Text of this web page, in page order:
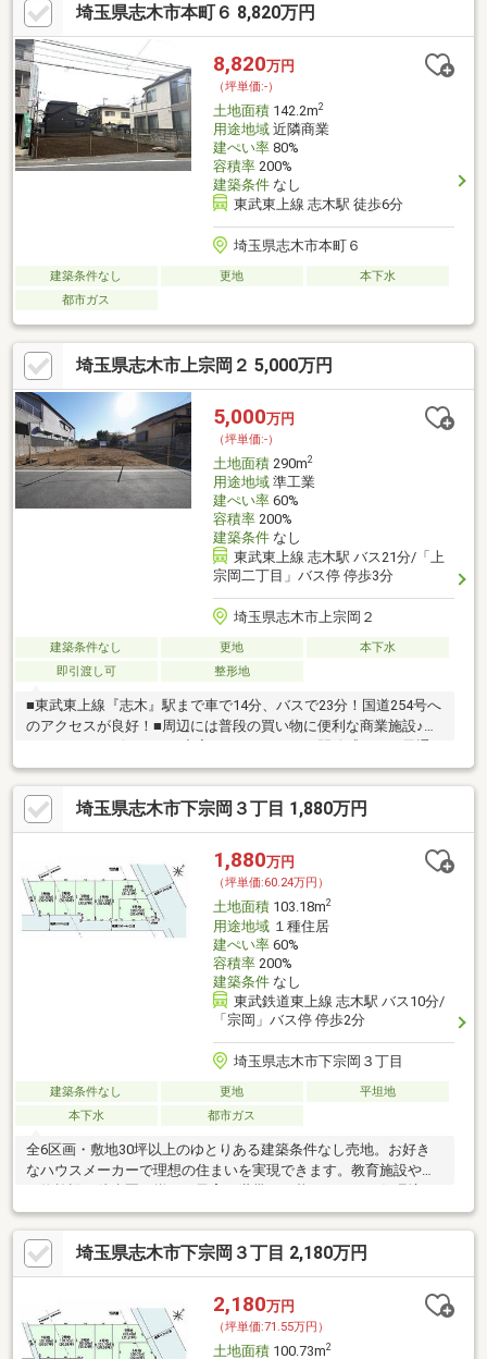
埼玉県志木市本町６ 8,820万円
8,820万円
（坪単価:-）
土地面積142.2m2
用途地域近隣商業
建ぺい率80%
容積率200%
建築条件なし
東武東上線 志木駅 徒歩6分
埼玉県志木市本町６
建築条件なし 更地
本下水
都市ガス
埼玉県志木市上宗岡２ 5,000万円
5,000万円
（坪単価:-）
土地面積290m2
用途地域準工業
建ぺい率60%
容積率200%
建築条件なし
東武東上線 志木駅 バス21分/「上
宗岡二丁目」バス停 停歩3分
埼玉県志木市上宗岡２
建築条件なし 更地
本下水
即引渡し可
整形地
■東武東上線『志木』駅まで車で14分、バスで23分！国道254号へ
のアクセスが良好！■周辺には普段の買い物に便利な商業施設♪ス
し良好■敷地面積ゆったり約87.72坪■建築条件なし♪お好きなハウ
スメーカーで自由設計可能♪■ご家族に合った間取りで夢のマイホ
ームを建築可能◆お気軽にお問い合わせください
埼玉県志木市下宗岡３丁目 1,880万円
1,880万円
（坪単価:60.24万円）
土地面積103.18m2
用途地域１種住居
建ぺい率60%
容積率200%
建築条件なし
東武鉄道東上線 志木駅 バス10分/
「宗岡」バス停 停歩2分
埼玉県志木市下宗岡３丁目
建築条件なし 更地
平坦地
本下水
都市ガス
全6区画・敷地30坪以上のゆとりある建築条件なし売地。お好き
なハウスメーカーで理想の住まいを実現できます。教育施設や買
い物施設が徒歩圏に揃い、子育て世帯にも暮らしやすい住環境が
魅力です。
埼玉県志木市下宗岡３丁目 2,180万円
2,180万円
（坪単価:71.55万円）
土地面積100.73m2